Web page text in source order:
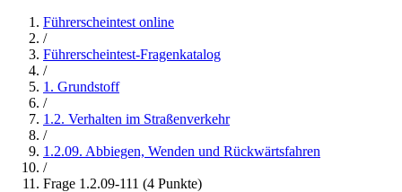
Führerscheintest online
/
Führerscheintest-Fragenkatalog
/
1. Grundstoff
/
1.2. Verhalten im Straßenverkehr
/
1.2.09. Abbiegen, Wenden und Rückwärtsfahren
/
Frage 1.2.09-111 (4 Punkte)